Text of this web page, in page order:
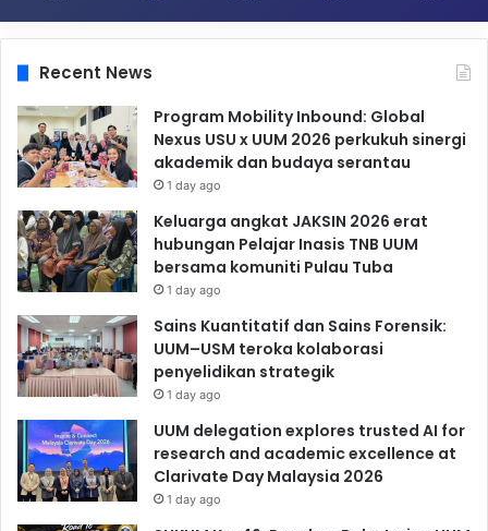
Recent News
Program Mobility Inbound: Global
Nexus USU x UUM 2026 perkukuh sinergi
akademik dan budaya serantau
1 day ago
Keluarga angkat JAKSIN 2026 erat
hubungan Pelajar Inasis TNB UUM
bersama komuniti Pulau Tuba
1 day ago
Sains Kuantitatif dan Sains Forensik:
UUM–USM teroka kolaborasi
penyelidikan strategik
1 day ago
UUM delegation explores trusted AI for
research and academic excellence at
Clarivate Day Malaysia 2026
1 day ago